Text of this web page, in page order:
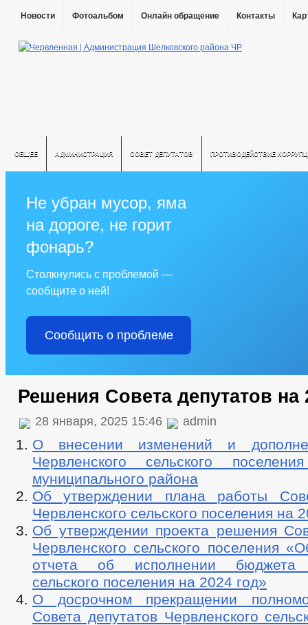
Новости Фотоальбом Онлайн обращение Контакты
ОБЩЕЕ АДМИНИСТРАЦИЯ СОВЕТ ДЕПУТАТОВ ПРОТИВОДЕЙСТВИЕ
Не убран мусор, яма
на дороге, не горит
фонарь?
Столкнулись с проблемой —
сообщите о ней!
Сообщить о проблеме
Решения Совета депутатов на
28 января, 2025 15:46 admin
О внесении изменений и
Червленского сельского
муниципального района
Об утверждении плана работы
Червленского сельского поселения на
Об утверждении проекта решения
Червленского сельского поселения
отчета об исполнении бюджета
сельского поселения на 2024 год»
О досрочном прекращении
Совета депутатов Червленского